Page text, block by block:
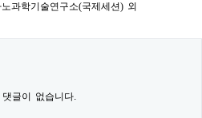
과학기술연구소(국제세션) 외
글이 없습니다.